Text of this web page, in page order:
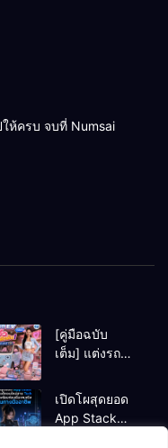
ห้ครบ จบที่ Numsai
[คู่มือฉบับ
เต็ม] แต่งรถ
Y2K! งบหลัก
พัน (ไม่เกิน
หมื่น) ให้น่า
เปิดโผสุดยอด
App Stack